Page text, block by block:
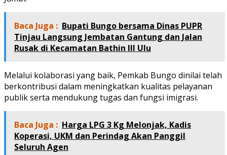
Baca Juga : Bupati Bungo bersama Dinas PUPR
Tinjau Langsung Jembatan Gantung dan Jalan
Rusak di Kecamatan Bathin III Ulu
Melalui kolaborasi yang baik, Pemkab Bungo dinilai telah
berkontribusi dalam meningkatkan kualitas pelayanan
publik serta mendukung tugas dan fungsi imigrasi.
Baca Juga : Harga LPG 3 Kg Melonjak, Kadis
Koperasi, UKM dan Perindag Akan Panggil
Seluruh Agen